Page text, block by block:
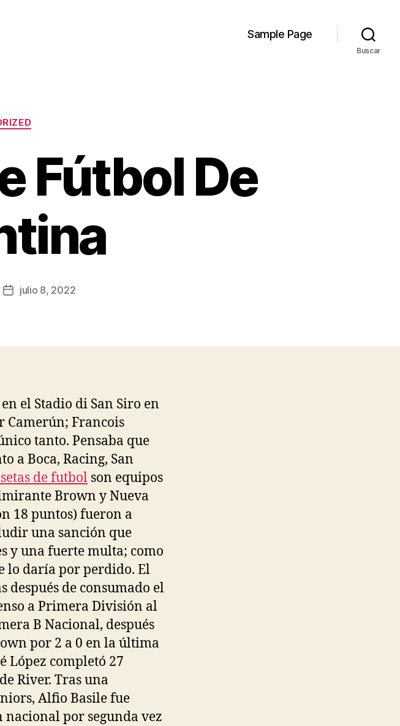
Sample Page
Buscar
Fútbol De
Fechajulio 8, 2022
el Stadio di San Siro en
Camerún; Francois
tanto. Pensaba que
a Boca, Racing, San
de futbol son equipos
Brown y Nueva
18 puntos) fueron a
una sanción que
y una fuerte multa; como
lo daría por perdido. El
después de consumado el
a Primera División al
B Nacional, después
por 2 a 0 en la última
López completó 27
River. Tras una
Alfio Basile fue
por segunda vez